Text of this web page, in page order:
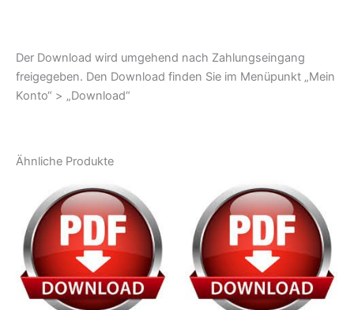
Der Download wird umgehend nach Zahlungseingang
freigegeben. Den Download finden Sie im Menüpunkt „Mein
Konto“ > „Download“
Ähnliche Produkte